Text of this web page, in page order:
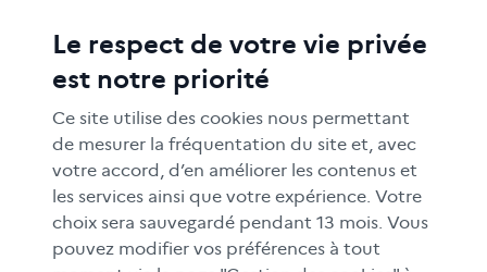
ACTIONS ÉDUCATIVES
FORMATION
RESSOURCES
MÉDIAS SCOLAIRES
FAMILLES
Le CLEMI
En académies
Le respect de votre vie privée
est notre priorité
Ce site utilise des cookies nous permettant
de mesurer la fréquentation du site et, avec
votre accord, d’en améliorer les contenus et
les services ainsi que votre expérience. Votre
choix sera sauvegardé pendant 13 mois. Vous
pouvez modifier vos préférences à tout